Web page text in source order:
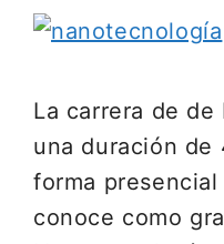
La carrera de
una duración de
forma
conoce como